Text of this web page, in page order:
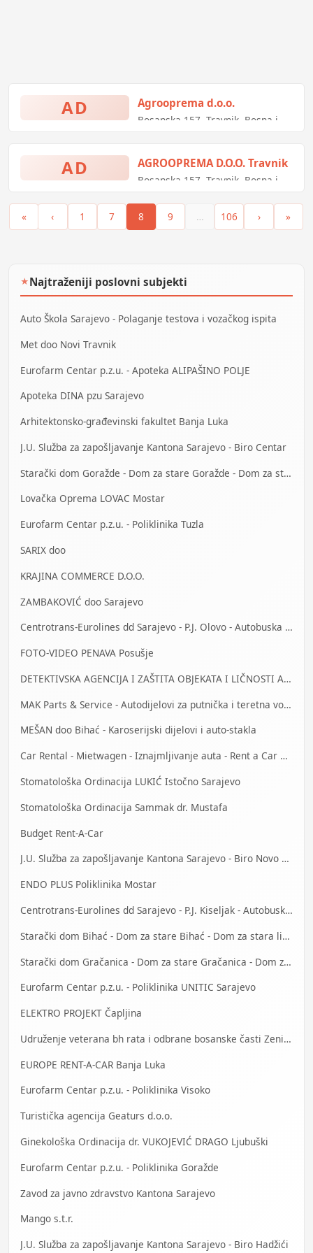
AD Agrooprema d.o.o.
Bosanska 157, Travnik, Bosna i
AD AGROOPREMA D.O.O. Travnik
Bosanska 157, Travnik, Bosna i
«
‹ 1 7 8 9 … 106 › »
★Najtraženiji poslovni subjekti
Auto Škola Sarajevo - Polaganje testova i vozačkog ispita
Met doo Novi Travnik
Eurofarm Centar p.z.u. - Apoteka ALIPAŠINO POLJE
Apoteka DINA pzu Sarajevo
Arhitektonsko-građevinski fakultet Banja Luka
J.U. Služba za zapošljavanje Kantona Sarajevo - Biro Centar
Starački dom Goražde - Dom za stare Goražde - Dom za stara lica Goražde
Lovačka Oprema LOVAC Mostar
Eurofarm Centar p.z.u. - Poliklinika Tuzla
SARIX doo
KRAJINA COMMERCE D.O.O.
ZAMBAKOVIĆ doo Sarajevo
Centrotrans-Eurolines dd Sarajevo - P.J. Olovo - Autobuska stanica
FOTO-VIDEO PENAVA Posušje
DETEKTIVSKA AGENCIJA I ZAŠTITA OBJEKATA I LIČNOSTI ALFA DM Travnik
MAK Parts & Service - Autodijelovi za putnička i teretna vozila Gračanica
MEŠAN doo Bihać - Karoserijski dijelovi i auto-stakla
Car Rental - Mietwagen - Iznajmljivanje auta - Rent a Car Bihać
Stomatološka Ordinacija LUKIĆ Istočno Sarajevo
Stomatološka Ordinacija Sammak dr. Mustafa
Budget Rent-A-Car
J.U. Služba za zapošljavanje Kantona Sarajevo - Biro Novo Sarajevo
ENDO PLUS Poliklinika Mostar
Centrotrans-Eurolines dd Sarajevo - P.J. Kiseljak - Autobuska stanica
Starački dom Bihać - Dom za stare Bihać - Dom za stara lica Bihać
Starački dom Gračanica - Dom za stare Gračanica - Dom za stara lica Gračanica
Eurofarm Centar p.z.u. - Poliklinika UNITIC Sarajevo
ELEKTRO PROJEKT Čapljina
Udruženje veterana bh rata i odbrane bosanske časti Zenica
EUROPE RENT-A-CAR Banja Luka
Eurofarm Centar p.z.u. - Poliklinika Visoko
Turistička agencija Geaturs d.o.o.
Ginekološka Ordinacija dr. VUKOJEVIĆ DRAGO Ljubuški
Eurofarm Centar p.z.u. - Poliklinika Goražde
Zavod za javno zdravstvo Kantona Sarajevo
Mango s.t.r.
J.U. Služba za zapošljavanje Kantona Sarajevo - Biro Hadžići